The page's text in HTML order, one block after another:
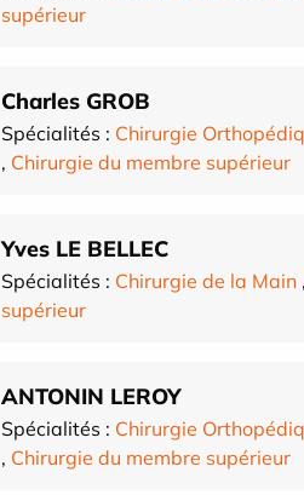
supérieur
Charles GROB
Spécialités : Chirurgie
, Chirurgie du membre supérieur
Yves LE BELLEC
Spécialités : Chirurgie de la Main ,
supérieur
ANTONIN LEROY
Spécialités : Chirurgie
, Chirurgie du membre supérieur